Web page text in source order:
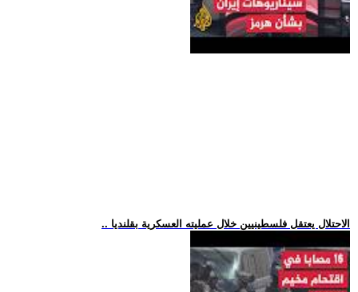
.. الاحتلال يعتقل فلسطينيين خلال عمليته العسكرية بقلنديا